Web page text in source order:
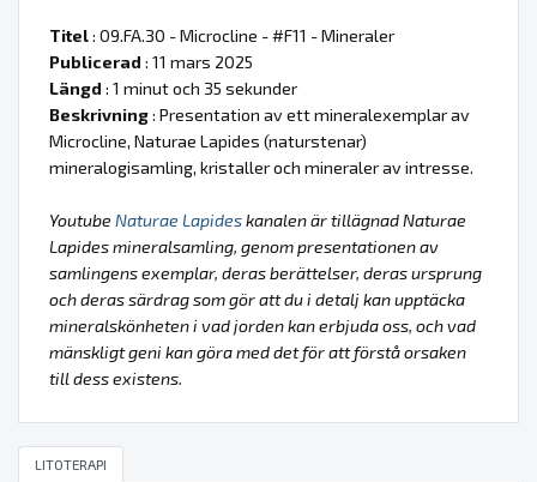
Titel: 09.FA.30 - Microcline - #F11 - Mineraler
Publicerad : 11 mars 2025
Längd : 1 minut och 35 sekunder
Beskrivning: Presentation av ett mineralexemplar av
Microcline, Naturae Lapides (naturstenar)
mineralogisamling, kristaller och mineraler av intresse.
Youtube Naturae Lapideskanalen är tillägnad Naturae
Lapides mineralsamling, genom presentationen av
samlingens exemplar, deras berättelser, deras ursprung
och deras särdrag som gör att du i detalj kan upptäcka
mineralskönheten i vad jorden kan erbjuda oss, och vad
mänskligt geni kan göra med det för att förstå orsaken
till dess existens.
LITOTERAPI